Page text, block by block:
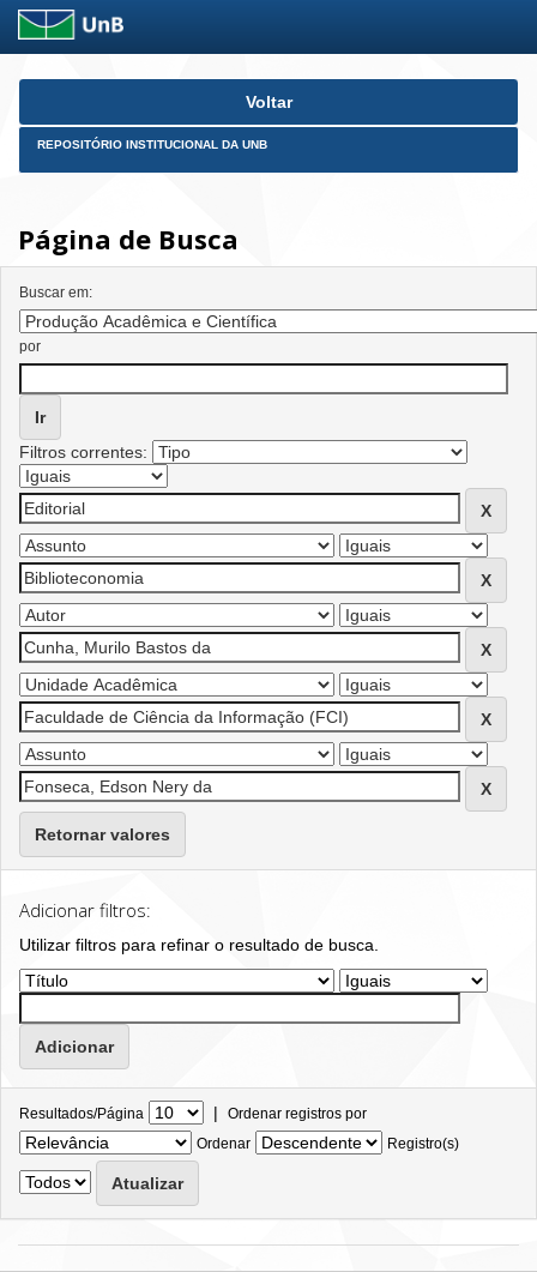
Skip
Voltar
REPOSITÓRIO INSTITUCIONAL DA UNB
Página de Busca
Buscar em:
por
Filtros correntes:
Retornar valores
Adicionar filtros:
Utilizar filtros para refinar o resultado de busca.
Resultados/Página | Ordenar registros por
Ordenar
Registro(s)